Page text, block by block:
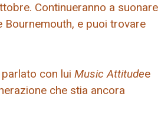
Continueranno a suonare
Bournemouth, e puoi trovare
parlato con lui Music Attitudee
che stia ancora